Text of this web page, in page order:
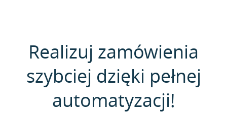
Realizuj zamówienia
szybciej dzięki pełnej
automatyzacji!